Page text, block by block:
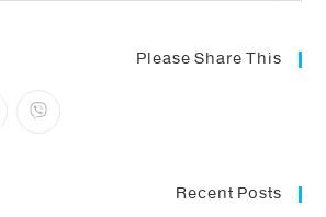
Please Share This
Recent Posts